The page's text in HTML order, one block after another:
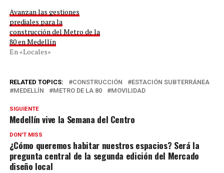
Avanzan las gestiones
prediales para la
construcción del Metro de la
80 en Medellín
En «Locales»
RELATED TOPICS: CONSTRUCCIÓN
ESTACIÓN SUBTERRÁNEA
MEDELLÍN
METRO DE LA 80 MOVILIDAD
SIGUIENTE
Medellín vive la Semana del Centro
DON'T MISS
¿Cómo queremos habitar nuestros espacios? Será la
pregunta central de la segunda edición del Mercado
diseño local